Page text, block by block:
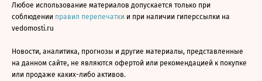
Любое использование материалов допускается только при
соблюдении правил перепечатки и при наличии гиперссылки на
vedomosti.ru
Новости, аналитика, прогнозы и другие материалы, представленные
на данном сайте, не являются офертой или рекомендацией к покупке
или продаже каких-либо активов.